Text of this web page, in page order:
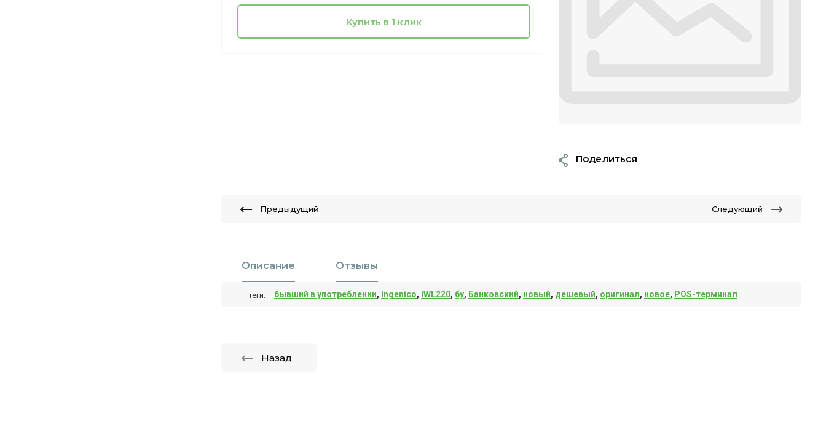
Купить в 1 клик
Поделиться
Предыдущий Следующий
Описание Отзывы
теги: бывший в употреблении, Ingenico, iWL220, бу, Банковский, новый, дешевый, оригинал, новое, POS-терминал
Назад